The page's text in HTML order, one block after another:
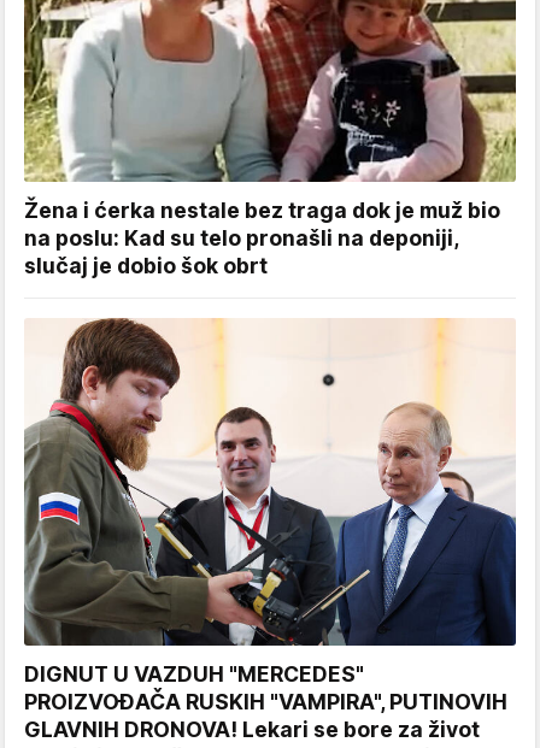
Žena i ćerka nestale bez traga dok je muž bio
na poslu: Kad su telo pronašli na deponiji,
slučaj je dobio šok obrt
DIGNUT U VAZDUH "MERCEDES"
PROIZVOĐAČA RUSKIH "VAMPIRA", PUTINOVIH
GLAVNIH DRONOVA! Lekari se bore za život